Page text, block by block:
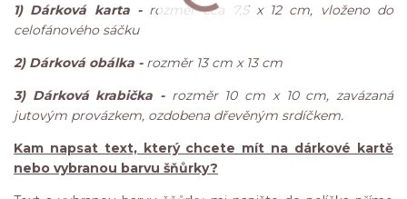
1) Dárková karta - rozměr cca 7,5 x 12 cm, vloženo do
celofánového sáčku
2) Dárková obálka -rozměr 13 cm x 13 cm
3) Dárková krabička - rozměr 10 cm x 10 cm, zavázaná
jutovým provázkem, ozdobena dřevěným srdíčkem.
Kam napsat text, který chcete mít na dárkové kartě
nebo vybranou barvu šňůrky?